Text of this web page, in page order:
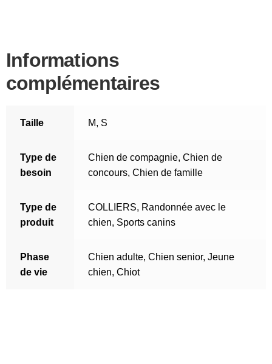
Informations
complémentaires
Taille M, S
Type de
besoin
Chien de compagnie, Chien de
concours, Chien de famille
Type de
produit
COLLIERS, Randonnée avec le
chien, Sports canins
Phase
de vie
Chien adulte, Chien senior, Jeune
chien, Chiot